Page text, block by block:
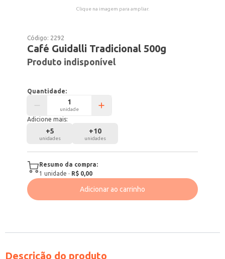
Clique na imagem para ampliar.
Código: 2292
Café Guidalli Tradicional 500g
Produto indisponível
Quantidade:
unidade
Adicione mais:
+5
unidades
+10
unidades
Resumo da compra:
1 unidade · R$ 0,00
Adicionar ao carrinho
Descrição do produto